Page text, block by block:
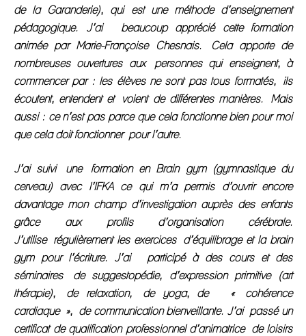
de la Garanderie), qui est une méthode d’enseignement
pédagogique. J’ai beaucoup apprécié cette formation
animée par Marie-Françoise Chesnais. Cela apporte de
nombreuses ouvertures aux personnes qui enseignent, à
commencer par : les élèves ne sont pas tous formatés, ils
écoutent, entendent et voient de différentes manières. Mais
aussi : ce n’est pas parce que cela fonctionne bien pour moi
que cela doit fonctionner pour l’autre.
J’ai suivi une formation en Brain gym (gymnastique du
cerveau) avec l’IFKA ce qui m’a permis d’ouvrir encore
davantage mon champ d’investigation auprès des enfants
grâce aux profils d’organisation cérébrale.
J’utilise régulièrement les exercices d’équilibrage et la brain
gym pour l’écriture. J’ai participé à des cours et des
séminaires de suggestopédie, d’expression primitive (art
thérapie), de relaxation, de yoga, de « cohérence
cardiaque », de communication bienveillante. J’ai passé un
certificat de qualification professionnel d’animatrice de loisirs